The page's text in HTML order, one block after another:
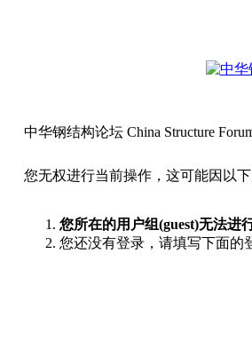
中华钢结构论坛 China Structure
您无权进行当前操作，这可能因以
您所在的用户组(guest)无法进
您还没有登录，请填写下面的